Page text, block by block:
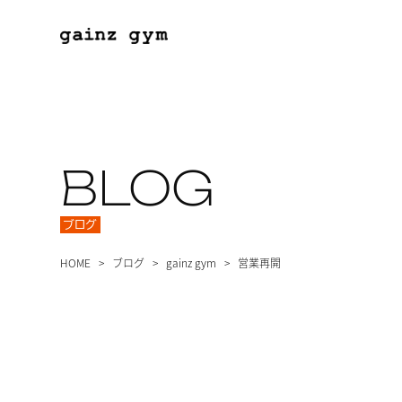
BLOG
ブログ
HOME ブログ gainz gym 営業再開